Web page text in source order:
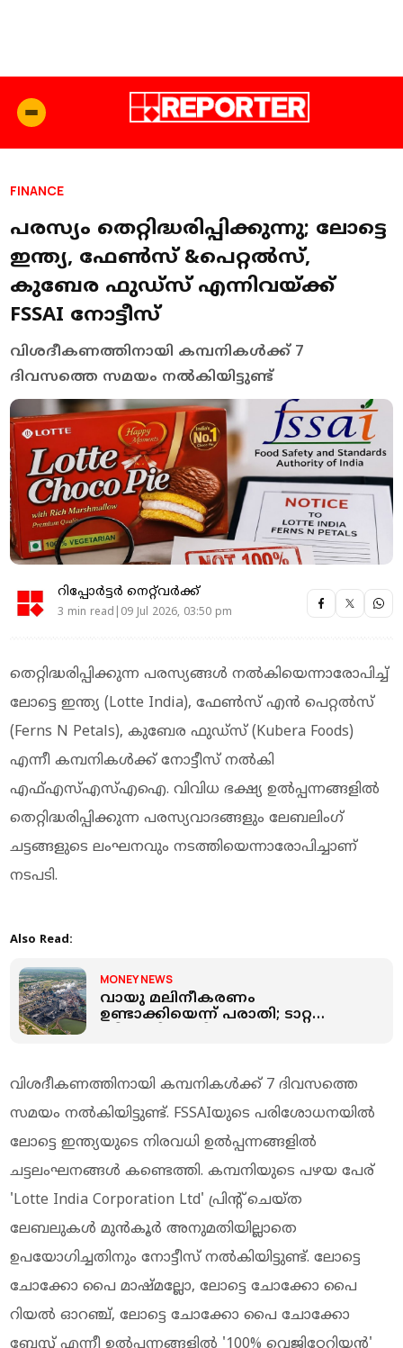
FINANCE
പരസ്യം തെറ്റിദ്ധരിപ്പിക്കുന്നു; ലോട്ടെ
ഇന്ത്യ, ഫേണ്‍സ് &പെറ്റല്‍സ്,
കുബേര ഫുഡ്‌സ് എന്നിവയ്ക്ക്
FSSAI നോട്ടീസ്
വിശദീകണത്തിനായി കമ്പനികള്‍ക്ക് 7
ദിവസത്തെ സമയം നല്‍കിയിട്ടുണ്ട്
റിപ്പോർട്ടർ നെറ്റ്‌വര്‍ക്ക്‌
3 min read|09 Jul 2026, 03:50 pm
തെറ്റിദ്ധരിപ്പിക്കുന്ന പരസ്യങ്ങള്‍ നല്‍കിയെന്നാരോപിച്ച്
ലോട്ടെ ഇന്ത്യ (Lotte India), ഫേണ്‍സ് എന്‍ പെറ്റല്‍സ്
(Ferns N Petals), കുബേര ഫുഡ്‌സ് (Kubera Foods)
എന്നീ കമ്പനികള്‍ക്ക് നോട്ടീസ് നല്‍കി
എഫ്എസ്എസ്എഐ. വിവിധ ഭക്ഷ്യ ഉല്‍പ്പന്നങ്ങളില്‍
തെറ്റിദ്ധരിപ്പിക്കുന്ന പരസ്യവാദങ്ങളും ലേബലിംഗ്
ചട്ടങ്ങളുടെ ലംഘനവും നടത്തിയെന്നാരോപിച്ചാണ്
നടപടി.
Also Read:
MONEY NEWS
വായു മലിനീകരണം
ഉണ്ടാക്കിയെന്ന് പരാതി; ടാറ്റ
വിശദീകണത്തിനായി കമ്പനികള്‍ക്ക് 7 ദിവസത്തെ
സമയം നല്‍കിയിട്ടുണ്ട്. FSSAIയുടെ പരിശോധനയില്‍
ലോട്ടെ ഇന്ത്യയുടെ നിരവധി ഉല്‍പ്പന്നങ്ങളില്‍
ചട്ടലംഘനങ്ങള്‍ കണ്ടെത്തി. കമ്പനിയുടെ പഴയ പേര്
'Lotte India Corporation Ltd' പ്രിന്റ് ചെയ്ത
ലേബലുകള്‍ മുന്‍കൂര്‍ അനുമതിയില്ലാതെ
ഉപയോഗിച്ചതിനും നോട്ടീസ് നല്‍കിയിട്ടുണ്ട്. ലോട്ടെ
ചോക്കോ പൈ മാഷ്മല്ലോ, ലോട്ടെ ചോക്കോ പൈ
റിയല്‍ ഓറഞ്ച്, ലോട്ടെ ചോക്കോ പൈ ചോക്കോ
ബേസ്റ്റ് എന്നീ ഉല്‍പ്പന്നങ്ങളില്‍ '100% വെജിറ്റേറിയന്‍'